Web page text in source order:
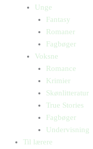
Unge
Fantasy
Romaner
Fagbøger
Voksne
Romance
Krimier
Skønlitteratur
True Stories
Fagbøger
Undervisning
Til lærere